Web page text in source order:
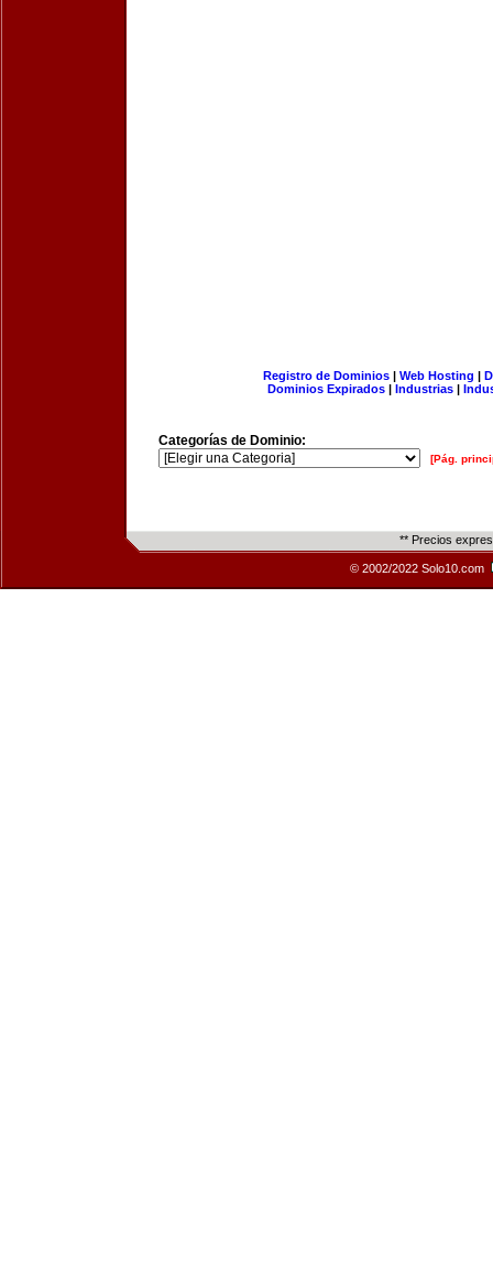
Registro de Dominios| Web Hosting |
Dominios Expirados | Industrias |
Categorías de Dominio:
[Pág.
** Precios
© 2002/2022 Solo10.com